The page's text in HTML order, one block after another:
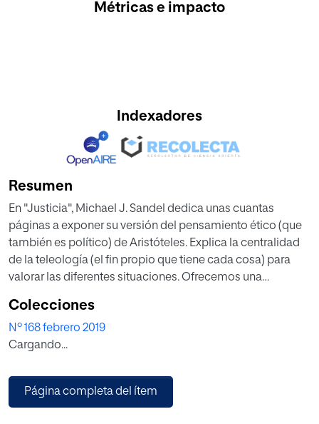
Métricas e impacto
Indexadores
Resumen
En "Justicia", Michael J. Sandel dedica unas cuantas
páginas a exponer su versión del pensamiento ético (que
también es político) de Aristóteles. Explica la centralidad
de la teleología (el fin propio que tiene cada cosa) para
valorar las diferentes situaciones. Ofrecemos una
Colecciones
Nº 168 febrero 2019
Cargando...
Página completa del ítem